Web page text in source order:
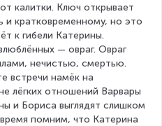
калитки. Ключ открывает
и кратковременному, но это
к гибели Катерины.
— овраг. Овраг
нечистью, смертью.
встречи намёк на
лёгких отношений Варвары
и Бориса выглядят слишком
помним, что Катерина